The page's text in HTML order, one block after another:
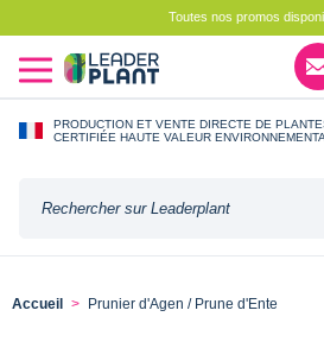
Toutes nos promos
PRODUCTION ET VENTE DIRECTE DE
CERTIFIÉE HAUTE VALEUR
Accueil Prunier d'Agen / Prune d'Ente